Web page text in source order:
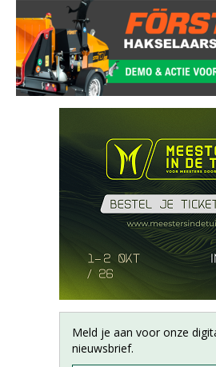
Meld je aan voor onze
nieuwsbrief.